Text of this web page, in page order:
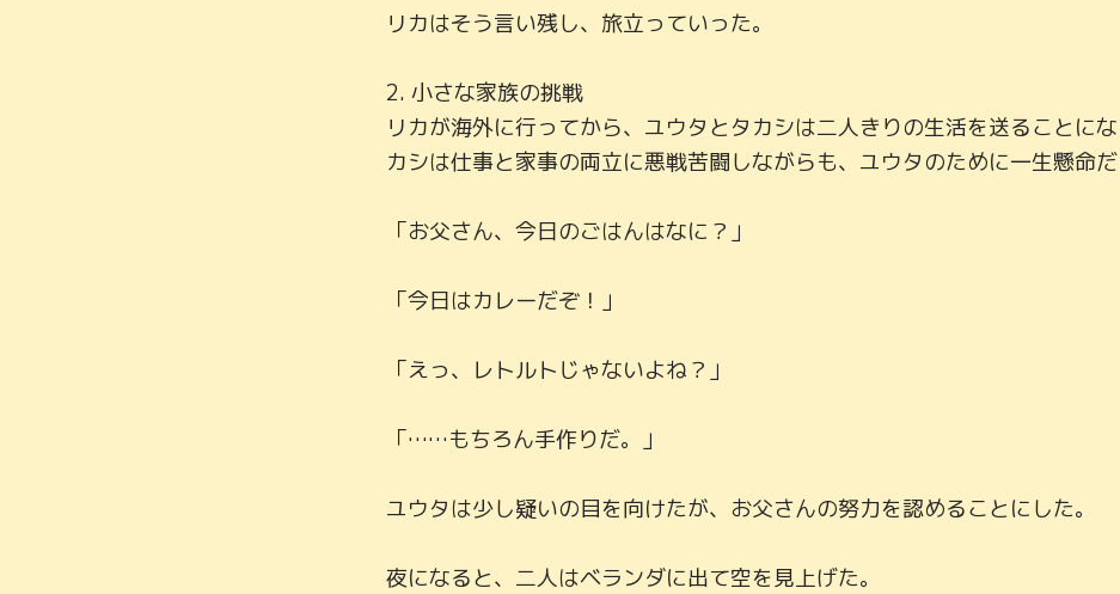
リカはそう言い残し、旅立っていった。
2. 小さな家族の挑戦
リカが海外に行ってから、ユウタとタカシは二人きりの生活を送ることに
カシは仕事と家事の両立に悪戦苦闘しながらも、ユウタのために一生懸命だ
「お父さん、今日のごはんはなに？」
「今日はカレーだぞ！」
「えっ、レトルトじゃないよね？」
「……もちろん手作りだ。」
ユウタは少し疑いの目を向けたが、お父さんの努力を認めることにした。
夜になると、二人はベランダに出て空を見上げた。